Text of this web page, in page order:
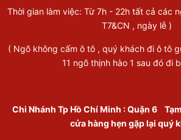
Thời gian làm việc: Từ 7h - 22h tất cả các
T7&CN , ngày lễ )
( Ngõ không cấm ô tô , quý khách đi ô tô
11 ngõ thịnh hào 1 sau đó đi
Chi Nhánh Tp Hồ Chí Minh :Quận 6
cửa hàng hẹn gặp lại quý